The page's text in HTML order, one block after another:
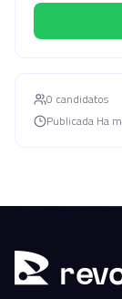
0 candidatos
Publicada Ha
rev